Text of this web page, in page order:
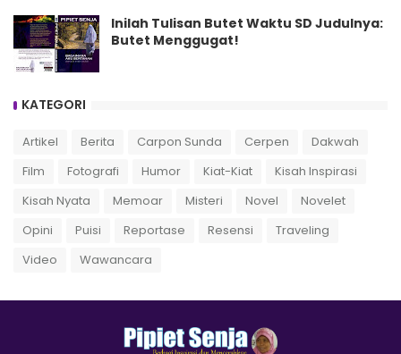
Inilah Tulisan Butet Waktu SD Judulnya:
Butet Menggugat!
KATEGORI
Artikel Berita Carpon Sunda Cerpen
Dakwah
Film
Fotografi Humor Kiat-Kiat
Kisah Inspirasi
Kisah Nyata
Memoar Misteri Novel
Novelet
Opini
Puisi Reportase Resensi
Traveling
Video
Wawancara